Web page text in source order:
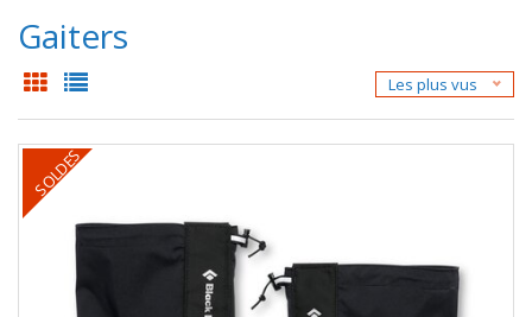
Gaiters
Les plus vus
SOLDES